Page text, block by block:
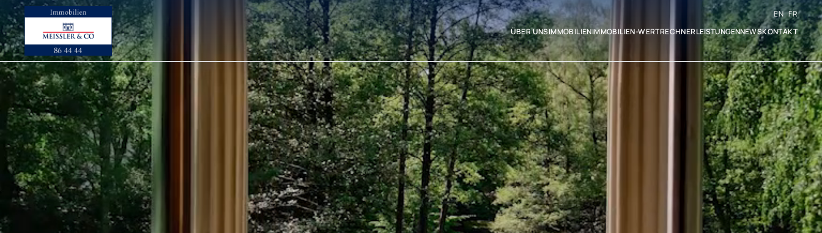
ÜBER UNSIMMOBILIENIMMOBILIEN-WERTRECHNERLEISTUNGENNEWSKONTAKT
EN FR